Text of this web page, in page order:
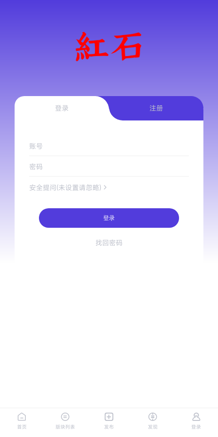
登录 注册
账号
密码
安全提问(未设置请忽略)
登录
找回密码
首页 版块列表 发布 发现 登录